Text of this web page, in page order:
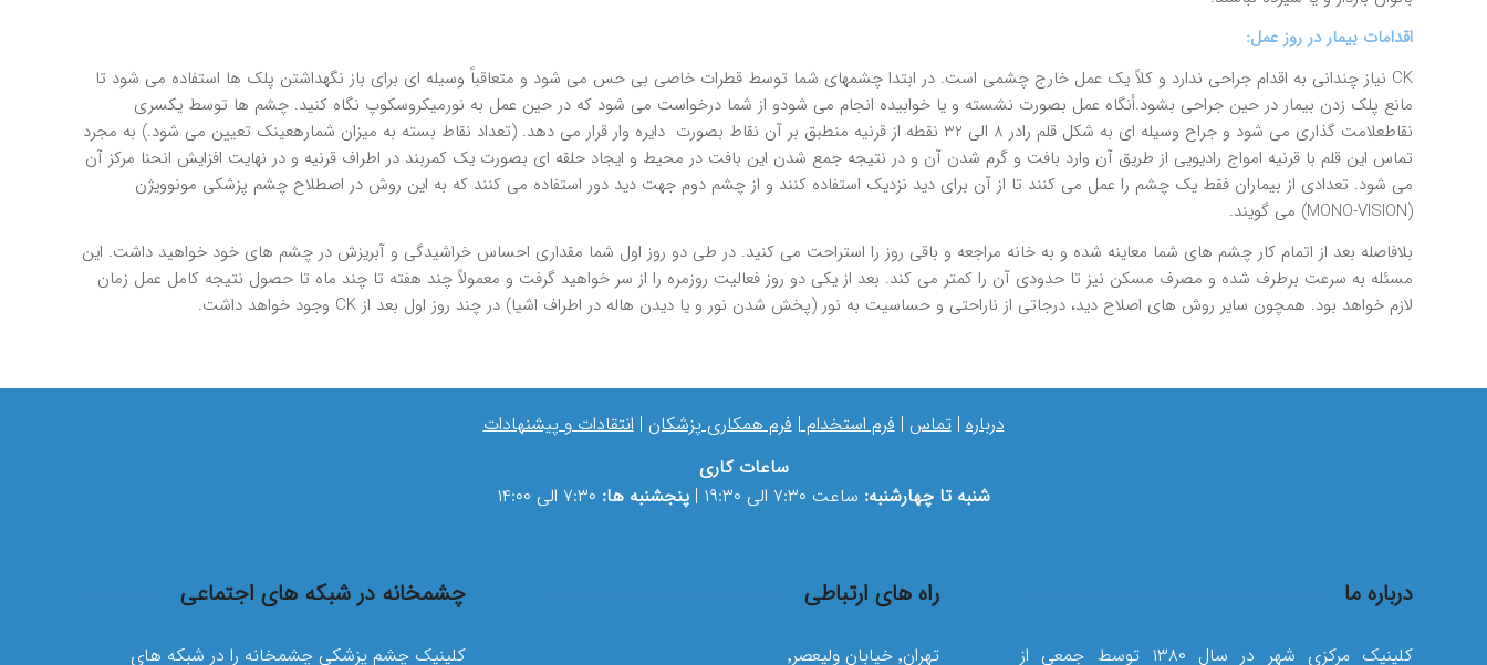
اقدامات بيمار در روز عمل:
CK نياز چنداني به اقدام جراحي ندارد و كلاً يك عمل خارج چشمي است. در ابتدا چشم­هاي شما توسط قطرات خاصي بي حس مي شود و متعاقباً وسيله اي براي باز نگهداشتن پلك ها استفاده مي شود تا
مانع پلك زدن بيمار در حين جراحي بشود.أنگاه عمل بصورت نشسته و يا خوابيده انجام مي شودو از شما درخواست مي شود كه در حين عمل به نورميكروسكوپ نگاه كنيد. چشم ها توسط يكسري
نقاطعلامت گذاري مي شود و جراح وسيله اي به شكل قلم رادر 8 الي 32 نقطه از قرنيه منطبق بر آن نقاط بصورت دايره وار قرار مي دهد. (تعداد نقاط بسته به ميزان شمارهعينك تعيين مي شود.) به مجرد
تماس اين قلم با قرنيه امواج راديويي از طريق آن وارد بافت و گرم شدن آن و در نتيجه جمع شدن اين بافت در محيط و ايجاد حلقه اي بصورت يك كمربند در اطراف قرنيه و در نهايت افزايش انحنا مركز آن
مي شود. تعدادي از بيماران فقط يك چشم را عمل مي كنند تا از آن براي ديد نزديك استفاده كنند و از چشم دوم جهت ديد دور استفاده مي كنند كه به اين روش در اصطلاح چشم پزشكي مونوويژن
(MONO-VISION) مي گويند.
بلافاصله بعد از اتمام كار چشم هاي شما معاينه شده و به خانه مراجعه و باقي روز را استراحت مي كنيد. در طي دو روز اول شما مقداري احساس خراشيدگي و آبريزش در چشم هاي خود خواهيد داشت. اين
مسئله به سرعت برطرف شده و مصرف مسكن نيز تا حدودي آن را كمتر مي كند. بعد از يكي دو روز فعاليت روزمره را از سر خواهيد گرفت و معمولاً چند هفته تا چند ماه تا حصول نتيجه كامل عمل زمان
لازم خواهد بود. همچون ساير روش هاي اصلاح ديد، درجاتي از ناراحتي و حساسيت به نور (پخش شدن نور و يا ديدن هاله در اطراف اشيا) در چند روز اول بعد از CK وجود خواهد داشت.
درباره|تماس |فرم استخدام|فرم همکاری پزشکان |انتقادات و پیشنهادات
ساعات کاری
شنبه تا چهارشنبه: ساعت ۷:۳۰ الی ۱۹:۳۰ | پنجشنبه ها:
درباره ما
کلینیک مرکزی شهر در سال ۱۳۸۰ توسط جمعی از
راه های ارتباطی
تهران٬ خیابان ولیعصر٬
چشمخانه در شبکه های اجتماعی
کلینیک چشم پزشکی چشمخانه را در شبکه های